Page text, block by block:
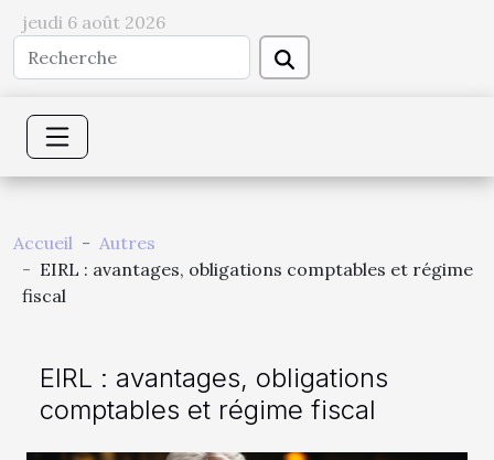
jeudi 6 août 2026
Accueil
Autres
EIRL : avantages, obligations comptables et régime
fiscal
EIRL : avantages, obligations
comptables et régime fiscal